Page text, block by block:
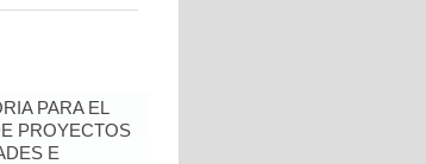
PARA EL
PROYECTOS
E